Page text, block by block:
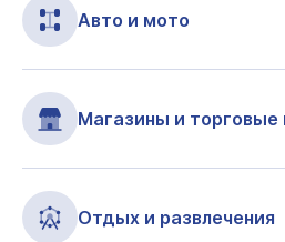
Авто и мото
Магазины и торговые
Отдых и развлечения